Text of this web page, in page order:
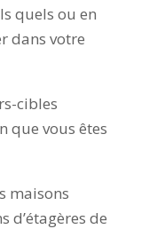
quels ou en
dans votre
cibles
que vous êtes
maisons
d’étagères de